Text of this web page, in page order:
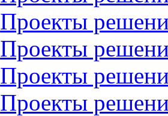
Проекты
Проекты
Проекты
Проекты